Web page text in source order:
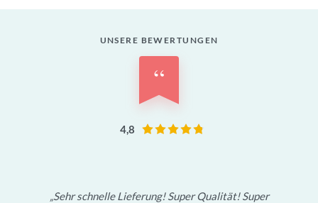
UNSERE BEWERTUNGEN
“
4,8
Sehr schnelle Lieferung! Super Qualität! Super